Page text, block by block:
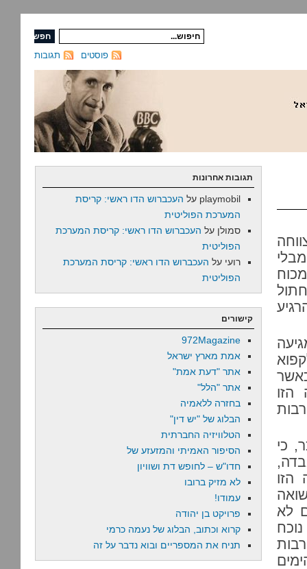
תגובות פוסטים
הזו
כי
הזו
לא
תגובות אחרונות
playmobil על העכברוש הדו ראשי: קריסת
המערכת הפוליטית
סמולן על העכברוש הדו ראשי: קריסת המערכת
הפוליטית
רועי על העכברוש הדו ראשי: קריסת המערכת
הפוליטית
קישורים
972Magazine
אמת מארץ ישראל
אתר "דעת אמת"
אתר "הלל"
בחזרה ללאמיה
הבלוג של "יש דין"
הטלוויזיה החברתית
הסיפור האמיתי והמזעזע של
חדו"ש – לחופש דת ושוויון
לא מזיק ברובו
עמודו!
פרויקט בן יהודה
קרוא וכתוב, הבלוג של נעמה כרמי
תניח את המספריים ובוא נדבר על זה